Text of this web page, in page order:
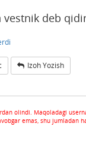
vestnik deb
Izoh Yozish
olindi. Maqoladagi
emas, shu jumladan